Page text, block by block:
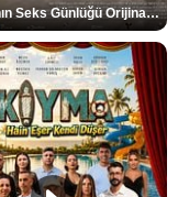
Bir Kadının Seks Günlüğü Orijinal Fragman